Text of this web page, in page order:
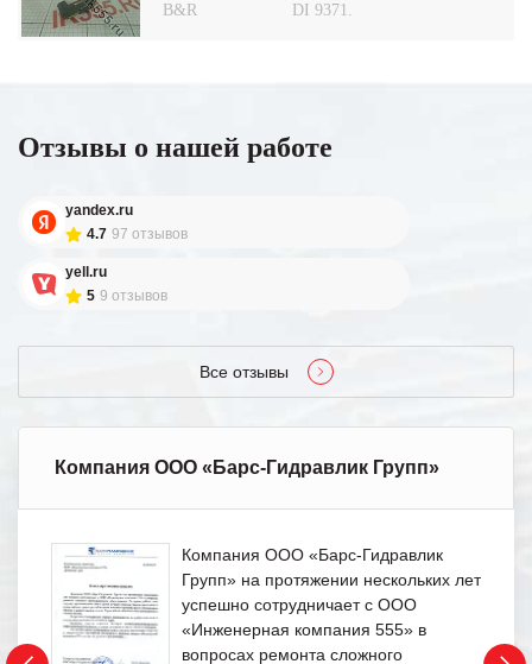
B&R DI 9371.
Отзывы о нашей работе
yandex.ru
4.7 97 отзывов
yell.ru
5 9 отзывов
Все отзывы
Компания ООО «Барс-Гидравлик Групп»
Компания ООО «Барс-Гидравлик
Групп» на протяжении нескольких лет
успешно сотрудничает с ООО
«Инженерная компания 555» в
вопросах ремонта сложного